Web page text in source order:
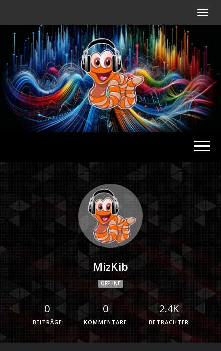
Radio
MizKib
OFFLINE
0
BEITRÄGE
0
KOMMENTARE
2.4K
BETRACHTER